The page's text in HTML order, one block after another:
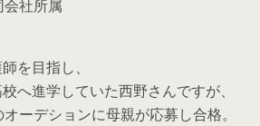
社所属
を目指し、
へ進学していた西野さんですが、
ーデションに母親が応募し合格。